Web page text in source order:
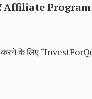
Affiliate
के लिए